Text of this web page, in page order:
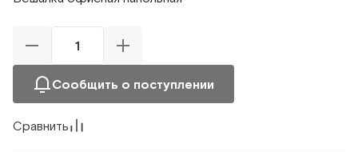
Сообщить о поступлении
Сравнить